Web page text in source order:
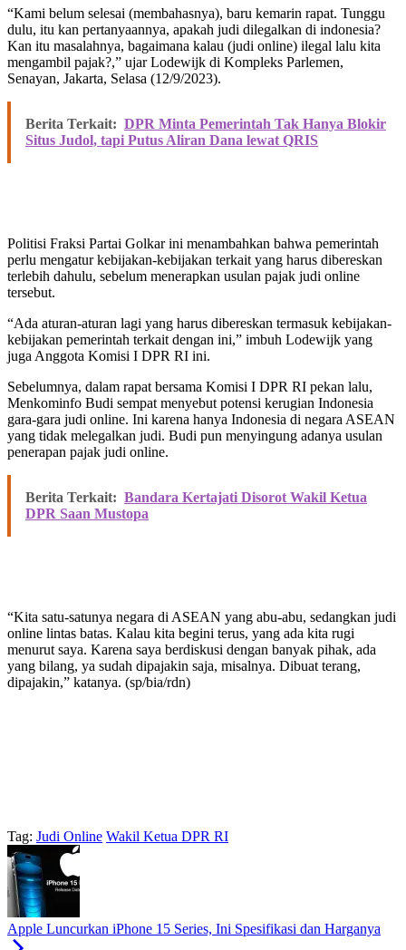
“Kami belum selesai (membahasnya), baru kemarin rapat. Tunggu
dulu, itu kan pertanyaannya, apakah judi dilegalkan di indonesia?
Kan itu masalahnya, bagaimana kalau (judi online) ilegal lalu kita
mengambil pajak?,” ujar Lodewijk di Kompleks Parlemen,
Senayan, Jakarta, Selasa (12/9/2023).
Berita Terkait: DPR Minta Pemerintah Tak Hanya Blokir
Situs Judol, tapi Putus Aliran Dana lewat QRIS
Politisi Fraksi Partai Golkar ini menambahkan bahwa pemerintah
perlu mengatur kebijakan-kebijakan terkait yang harus dibereskan
terlebih dahulu, sebelum menerapkan usulan pajak judi online
tersebut.
“Ada aturan-aturan lagi yang harus dibereskan termasuk kebijakan-
kebijakan pemerintah terkait dengan ini,” imbuh Lodewijk yang
juga Anggota Komisi I DPR RI ini.
Sebelumnya, dalam rapat bersama Komisi I DPR RI pekan lalu,
Menkominfo Budi sempat menyebut potensi kerugian Indonesia
gara-gara judi online. Ini karena hanya Indonesia di negara ASEAN
yang tidak melegalkan judi. Budi pun menyingung adanya usulan
penerapan pajak judi online.
Berita Terkait: Bandara Kertajati Disorot Wakil Ketua
DPR Saan Mustopa
“Kita satu-satunya negara di ASEAN yang abu-abu, sedangkan judi
online lintas batas. Kalau kita begini terus, yang ada kita rugi
menurut saya. Karena saya berdiskusi dengan banyak pihak, ada
yang bilang, ya sudah dipajakin saja, misalnya. Dibuat terang,
dipajakin,” katanya. (sp/bia/rdn)
Tag: Judi Online Wakil Ketua DPR RI
Apple Luncurkan iPhone 15 Series, Ini Spesifikasi dan Harganya